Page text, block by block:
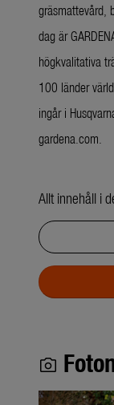
gräsmattevård,
dag är
högkvalitativa
100 länder
ingår i
gardena.com.
Allt innehåll i
photo_camera